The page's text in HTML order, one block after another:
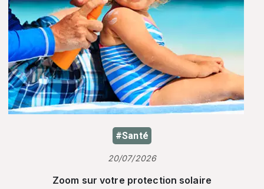
#Santé
20/07/2026
Zoom sur votre protection solaire